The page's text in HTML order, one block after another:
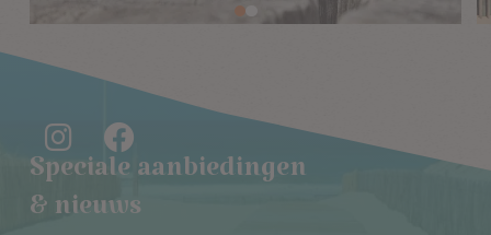
Speciale aanbiedingen
& nieuws